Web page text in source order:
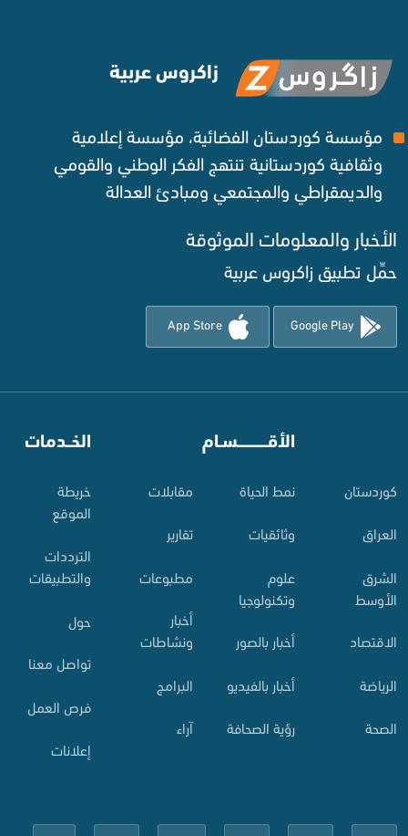
زاكروس عربية
مؤسسة كوردستان الفضائية، مؤسسة إعلامية
وثقافية كوردستانية تنتهج الفكر الوطني والقومي
والديمقراطي والمجتمعي ومبادئ العدالة ‌
الأخبار والمعلومات الموثوقة‌
حمِّل تطبيق زاكروس عربية
Google Play
App Store
کوردستان
العراق
الشرق
الأوسط
الاقتصاد
الرياضة
الصحة
الأقـــــــــــسـام
نمط الحياة
وثائقيات
علوم
وتكنولوجيا
أخبار بالصور
أخبار بالفيديو
رؤية الصحافة
مقابلات
تقارير
مطبوعات
أخبار
ونشاطات
البرامج
آراء
الخــدمات
خريطة
الموقع
الترددات
والتطبيقات
حول
تواصل معنا
فرص العمل
إعلانات